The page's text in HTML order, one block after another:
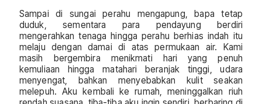
Sampai di sungai perahu mengapung, bapa tetap
duduk, sementara para pendayung berdiri
mengerahkan tenaga hingga perahu berhias indah itu
melaju dengan damai di atas permukaan air. Kami
masih bergembira menikmati hari yang penuh
kemuliaan hingga matahari beranjak tinggi, udara
menyengat, bahkan menyebabkan kulit seakan
melepuh. Aku kembali ke rumah, meninggalkan riuh